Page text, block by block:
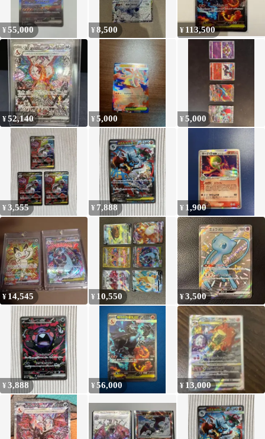
¥55,000 ¥8,500 ¥ 113,500
¥52,140 ¥5,000 ¥5,000
¥3,555 ¥ 7,888 ¥ 1,900
¥ 14,545 ¥ 10,550 ¥3,500
¥3,888 ¥56,000 ¥ 13,000